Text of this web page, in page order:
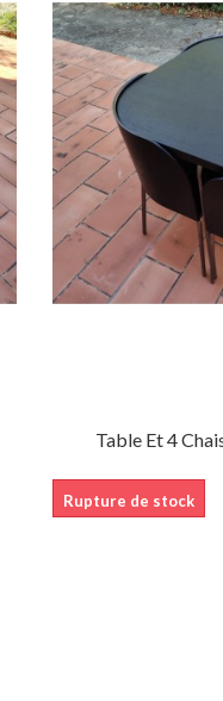
Table Et 4
Rupture de stock